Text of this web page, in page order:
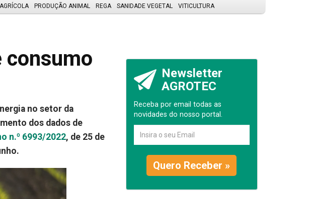
PRODUÇÃO ANIMAL REGA SANIDADE VEGETAL VITICULTURA
consumo
no setor da
dos dados de
n.º 6993/2022, de 25 de
Newsletter
AGROTEC
Receba por email todas as
novidades do nosso portal.
Quero Receber »